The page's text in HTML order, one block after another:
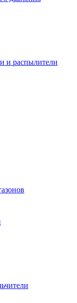
и распылители